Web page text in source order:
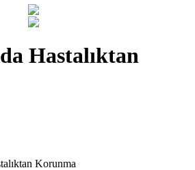
Hastalıktan
Korunma